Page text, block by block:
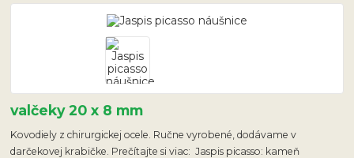
valčeky 20 x 8 mm
Kovodiely z chirurgickej ocele. Ručne vyrobené, dodávame v
darčekovej krabičke. Prečítajte si viac: Jaspis picasso: kameň